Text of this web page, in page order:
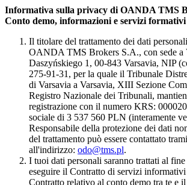
Informativa sulla privacy di OANDA TMS
Conto demo, informazioni e servizi formativi
Il titolare del trattamento dei dati
OANDA TMS Brokers S.A., con sede a
Daszyńskiego 1, 00-843 Varsavia, NIP
275-91-31, per la quale il Tribunale
di Varsavia a Varsavia, XIII Sezione
Registro Nazionale dei Tribunali,
registrazione con il numero KRS:
sociale di 3 537 560 PLN (interamente
Responsabile della protezione dei dati
del trattamento può essere contattato
all'indirizzo: odo@tms.pl.
I tuoi dati personali saranno trattati al
eseguire il Contratto di servizi
Contratto relativo al conto demo tra te e